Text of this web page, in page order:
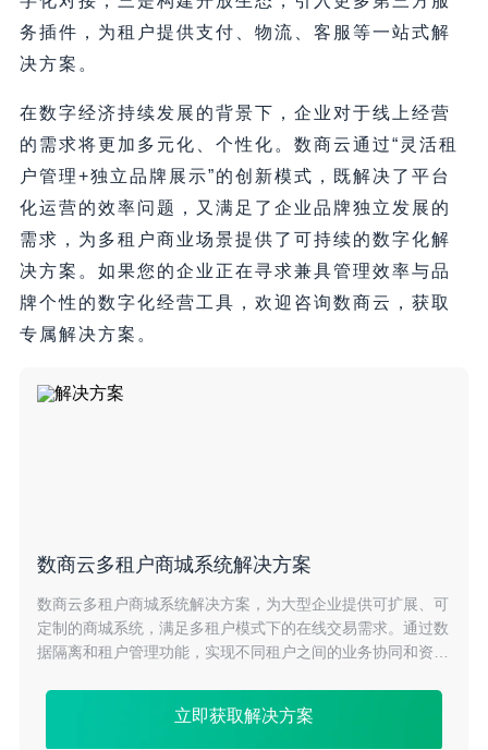
务插件，为租户提供支付、物流、客服等一站式解
决方案。
在数字经济持续发展的背景下，企业对于线上经营
的需求将更加多元化、个性化。数商云通过“灵活租
户管理+独立品牌展示”的创新模式，既解决了平台
化运营的效率问题，又满足了企业品牌独立发展的
需求，为多租户商业场景提供了可持续的数字化解
决方案。如果您的企业正在寻求兼具管理效率与品
牌个性的数字化经营工具，欢迎咨询数商云，获取
专属解决方案。
数商云多租户商城系统解决方案
数商云多租户商城系统解决方案，为大型企业提供可扩展、可
定制的商城系统，满足多租户模式下的在线交易需求。通过数
据隔离和租户管理功能，实现不同租户之间的业务协同和资源
立即获取解决方案